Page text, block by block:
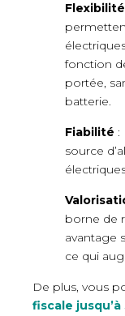
Flexibilité
fonction
portée,
batterie.
Fiabilité :
source
borne de
avantage
ce qui
De plus, vous
fiscale